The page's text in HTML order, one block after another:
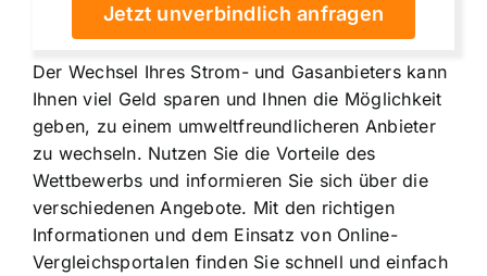
Jetzt unverbindlich anfragen
Der Wechsel Ihres Strom- und Gasanbieters kann
Ihnen viel Geld sparen und Ihnen die Möglichkeit
geben, zu einem umweltfreundlicheren Anbieter
zu wechseln. Nutzen Sie die Vorteile des
Wettbewerbs und informieren Sie sich über die
verschiedenen Angebote. Mit den richtigen
Informationen und dem Einsatz von Online-
Vergleichsportalen finden Sie schnell und einfach